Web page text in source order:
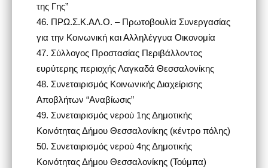
της Γης”
46. ΠΡΩ.Σ.Κ.ΑΛ.Ο. – Πρωτοβουλία Συνεργασίας
για την Κοινωνική και Αλληλέγγυα Οικονομία
47. Σύλλογος Προστασίας Περιβάλλοντος
ευρύτερης περιοχής Λαγκαδά Θεσσαλονίκης
48. Συνεταιρισμός Κοινωνικής Διαχείρισης
Αποβλήτων “Αναβίωσις”
49. Συνεταιρισμός νερού 1ης Δημοτικής
Κοινότητας Δήμου Θεσσαλονίκης (κέντρο πόλης)
50. Συνεταιρισμός νερού 4ης Δημοτικής
Κοινότητας Δήμου Θεσσαλονίκης (Τούμπα)